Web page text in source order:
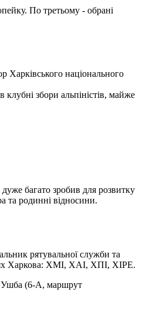
По третьому - обрані
Харківського національного
збори альпіністів, майже
багато зробив для розвитку
та родинні відносини.
рятувальної служби та
Харкова: ХМІ, ХАІ, ХПІ, ХІРЕ.
Ушба (6-А, маршрут